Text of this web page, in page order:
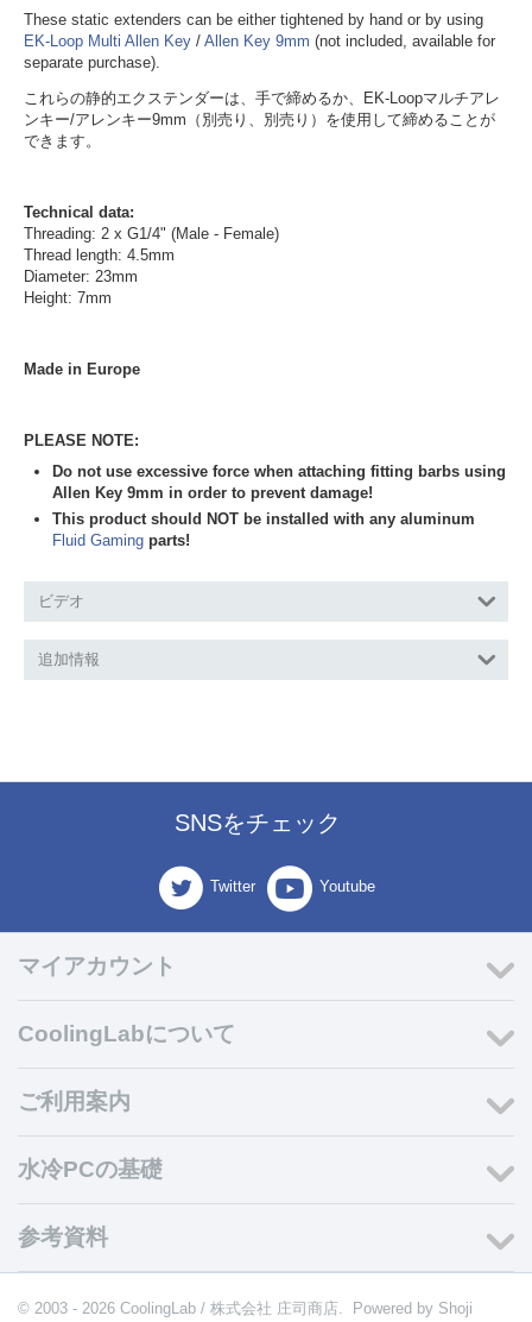
These static extenders can be either tightened by hand or by using
EK-Loop Multi Allen Key / Allen Key 9mm (not included, available for
separate purchase).
これらの静的エクステンダーは、手で締めるか、EK-Loopマルチアレ
ンキー/アレンキー9mm（別売り、別売り）を使用して締めることが
できます。
Technical data:
Threading: 2 x G1/4" (Male - Female)
Thread length: 4.5mm
Diameter: 23mm
Height: 7mm
Made in Europe
PLEASE NOTE:
Do not use excessive force when attaching fitting barbs using
Allen Key 9mm in order to prevent damage!
This product should NOT be installed with any aluminum
Fluid Gaming parts!
ビデオ
追加情報
SNSをチェック
Twitter Youtube
マイアカウント
CoolingLabについて
ご利用案内
水冷PCの基礎
参考資料
© 2003 - 2026 CoolingLab / 株式会社 庄司商店. Powered by Shoji